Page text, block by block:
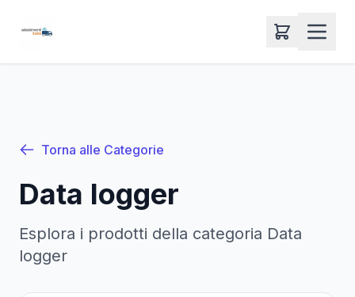
Torna alle Categorie
Data logger
Esplora i prodotti della categoria Data
logger